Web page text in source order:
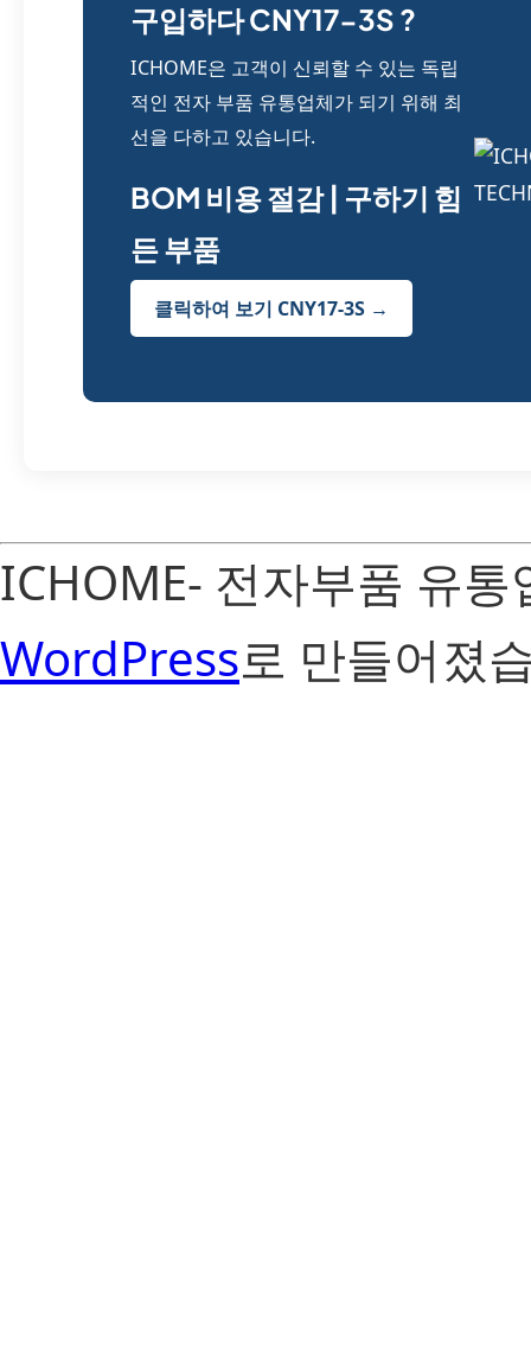
구입하다 CNY17-3S ?
ICHOME은 고객이 신뢰할 수 있는 독립
적인 전자 부품 유통업체가 되기 위해 최
선을 다하고 있습니다.
BOM 비용 절감 | 구하기 힘
든 부품
클릭하여 보기 CNY17-3S →
ICHOME- 전자부품 유
WordPress로 만들어졌